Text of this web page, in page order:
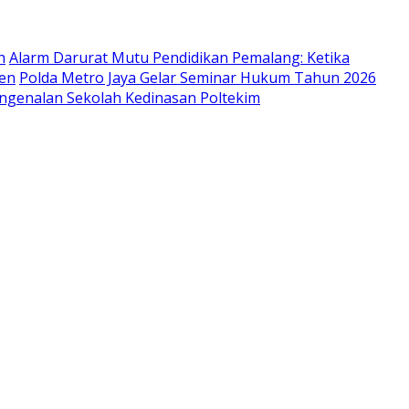
Alarm Darurat Mutu Pendidikan Pemalang: Ketika
Polda Metro Jaya Gelar Seminar Hukum Tahun 2026
Sekolah Kedinasan Poltekim